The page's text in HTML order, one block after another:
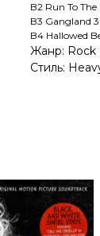
B2 Run To The
B3 Gangland
B4 Hallowed
Жанр: Rock
Стиль: